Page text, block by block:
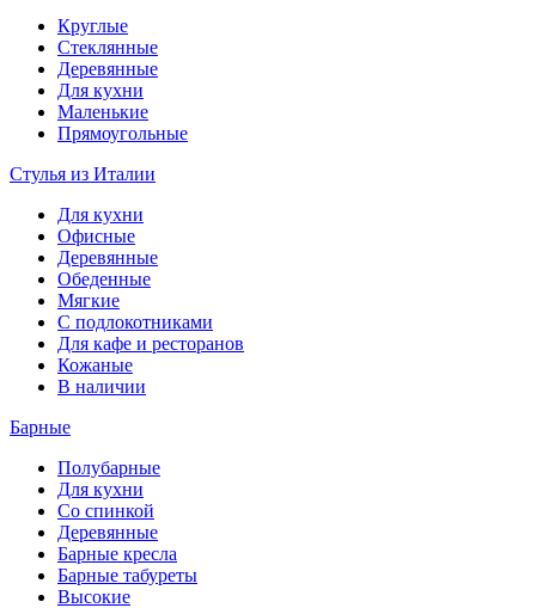
Круглые
Стеклянные
Деревянные
Для кухни
Маленькие
Прямоугольные
Стулья из Италии
Для кухни
Офисные
Деревянные
Обеденные
Мягкие
С подлокотниками
Для кафе и ресторанов
Кожаные
В наличии
Барные
Полубарные
Для кухни
Со спинкой
Деревянные
Барные кресла
Барные табуреты
Высокие